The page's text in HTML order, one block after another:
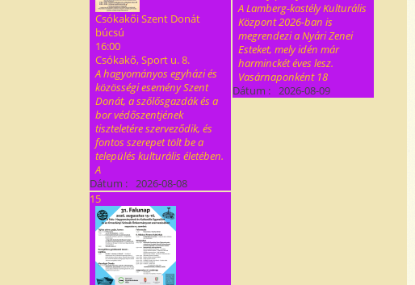
Csókakői Szent Donát
búcsú
16:00
Csókakő, Sport u. 8.
A hagyományos egyházi és
közösségi esemény Szent
Donát, a szőlősgazdák és a
bor védőszentjének
tiszteletére szerveződik, és
fontos szerepet tölt be a
település kulturális életében.
A
Dátum : 2026-08-08
A Lamberg-kastély Kulturális
Központ 2026-ban is
megrendezi a Nyári Zenei
Esteket, mely idén már
harminckét éves lesz.
Vasárnaponként 18
Dátum : 2026-08-09
15